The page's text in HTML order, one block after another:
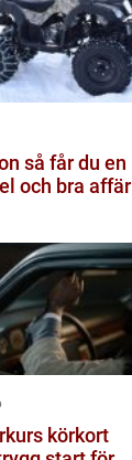
en
och bra affär
körkort